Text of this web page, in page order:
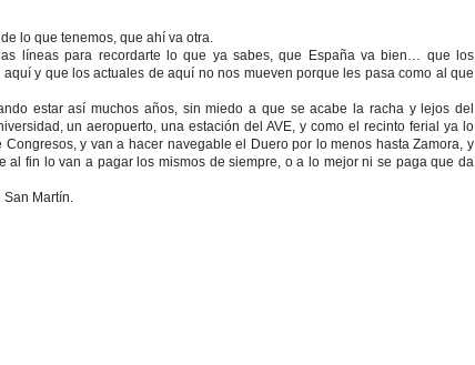
lo que tenemos, que ahí va otra.
líneas para recordarte lo que ya sabes, que España va bien… que los
y que los actuales de aquí no nos mueven porque les pasa como al que
estar así muchos años, sin miedo a que se acabe la racha y lejos del
un aeropuerto, una estación del AVE, y como el recinto ferial ya lo
y van a hacer navegable el Duero por lo menos hasta Zamora, y
al fin lo van a pagar los mismos de siempre, o a lo mejor ni se paga que da
San Martín.